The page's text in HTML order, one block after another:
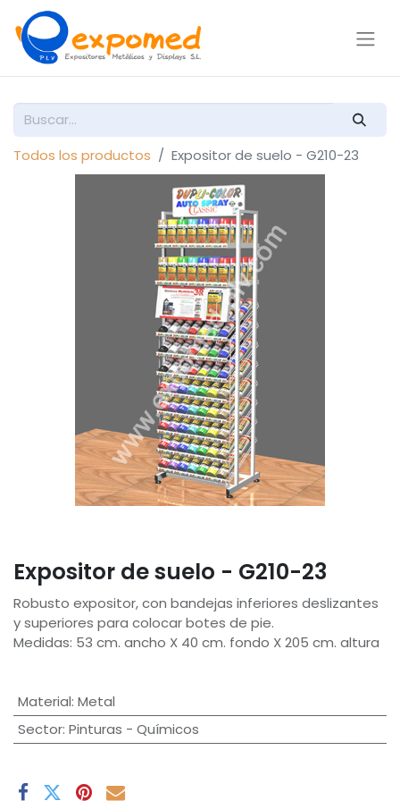
Todos los productos Expositor de suelo - G210-23
Expositor de suelo - G210-23
Robusto expositor, con bandejas inferiores deslizantes
y superiores para colocar botes de pie.
Medidas: 53 cm. ancho X 40 cm. fondo X 205 cm. altura
Material: Metal
Sector: Pinturas - Químicos